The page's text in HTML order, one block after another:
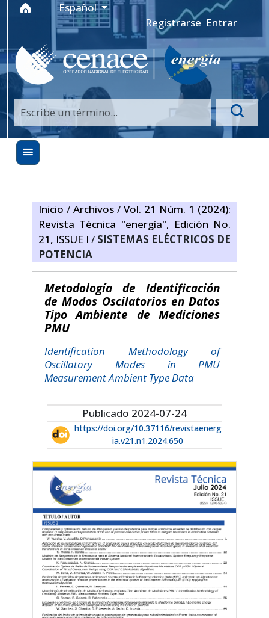
Ir al menú de navegación principal
Ir al contenido principal
Ir al pie de página del sitio
Idioma
Español
Registrarse Entrar
Inicio / Archivos / Vol. 21 Núm. 1 (2024):
Revista Técnica "energía", Edición No.
21, ISSUE I / SISTEMAS ELÉCTRICOS DE
POTENCIA
Metodología de Identificación
de Modos Oscilatorios en Datos
Tipo Ambiente de Mediciones
PMU
Identification Methodology of
Oscillatory Modes in PMU
Measurement Ambient Type Data
Publicado 2024-07-24
https://doi.org/10.37116/revistaenerg
ia.v21.n1.2024.650